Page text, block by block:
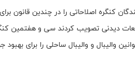
کنگره اصلاحاتی را در چندین قانون
والیبال و والیبال ساحلی را برای